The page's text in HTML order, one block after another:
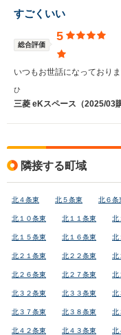
すごくいい
総合評価
5
いつもお世話になっており
ひ
三菱 eKスペース（2025/03購
隣接する町域
北４条東 北５条東 北６条
北１０条東 北１１条東 北
北１５条東 北１６条東 北
北２１条東 北２２条東 北
北２６条東 北２７条東 北
北３２条東 北３３条東 北
北３７条東 北３８条東 北
北４２条東 北４３条東 北